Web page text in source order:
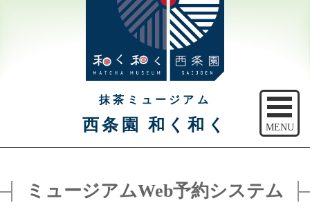
抹茶ミュージアム
西条園 和く和く MENU
ご予約
ミュージアムWeb予約システム